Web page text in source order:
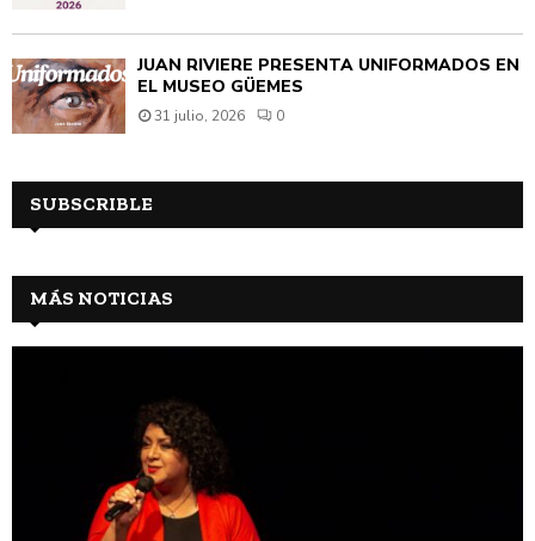
JUAN RIVIÈRE PRESENTA UNIFORMADOS EN
EL MUSEO GÜEMES
31 julio, 2026 0
SUBSCRIBLE
MÁS NOTICIAS